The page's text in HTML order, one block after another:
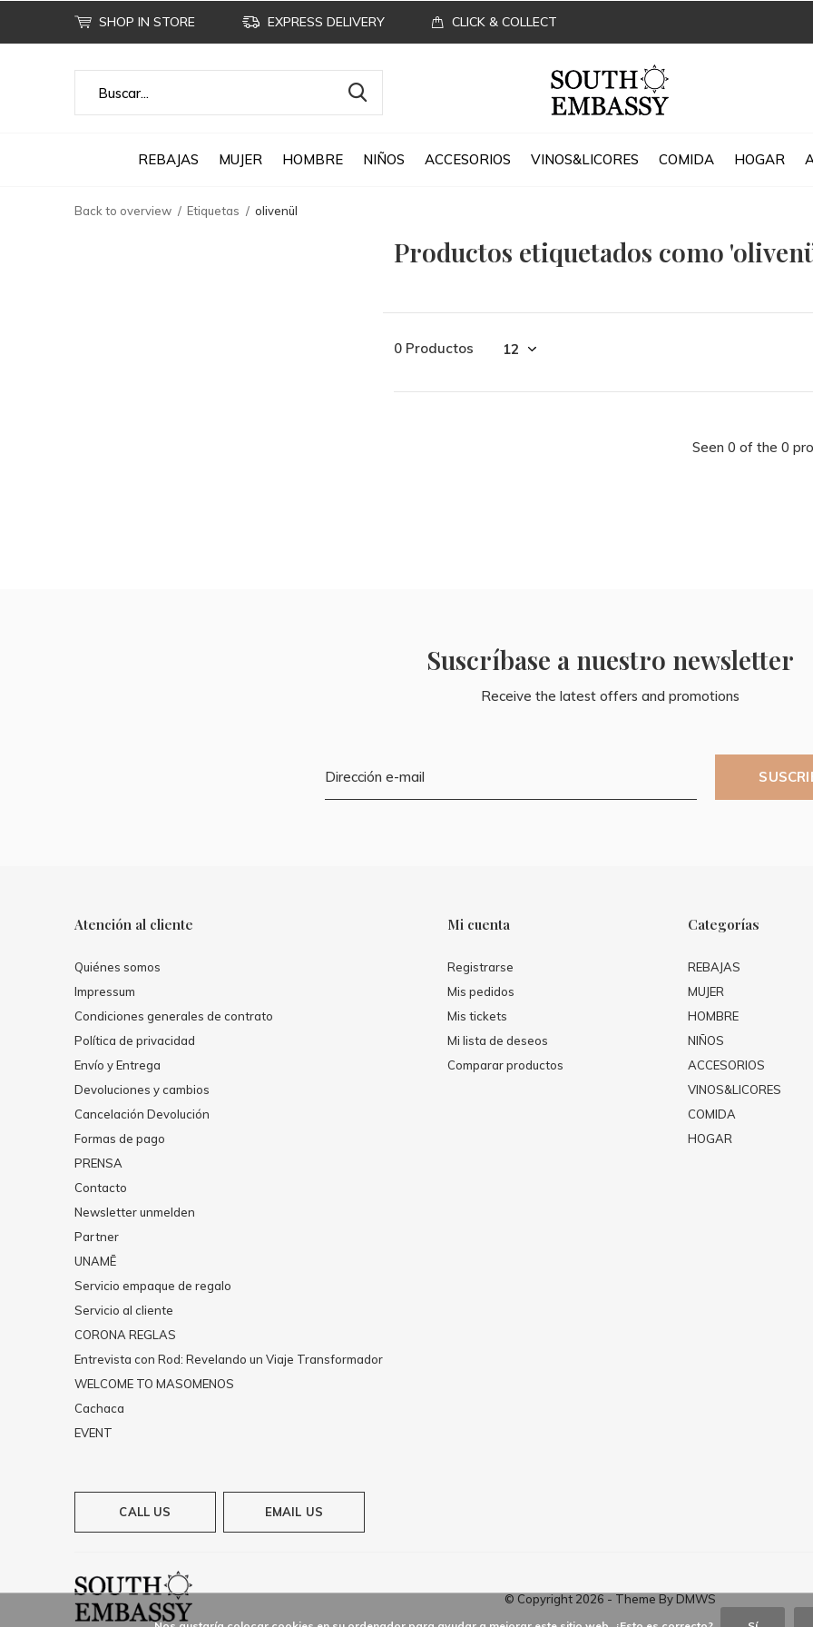
REBAJAS MUJER HOMBRE NIÑOS ACCESORIOS VINOS&LICORES COMIDA HOGAR
SHOP IN STORE EXPRESS DELIVERY CLICK & COLLECT
Back to overview Etiquetas olivenül
Productos etiquetados como
0 Productos
Seen 0 of the 0
Suscríbase a nuestro newsletter
Receive the latest offers and promotions
Atención al cliente
Quiénes somos
Impressum
Condiciones generales de contrato
Política de privacidad
Envío y Entrega
Devoluciones y cambios
Cancelación Devolución
Formas de pago
PRENSA
Contacto
Newsletter unmelden
Partner
UNAMĒ
Servicio empaque de regalo
Servicio al cliente
CORONA REGLAS
Entrevista con Rod: Revelando un Viaje Transformador
WELCOME TO MASOMENOS
Cachaca
EVENT
Mi cuenta
Registrarse
Mis pedidos
Mis tickets
Mi lista de deseos
Comparar productos
Categorías
REBAJAS
MUJER
HOMBRE
NIÑOS
ACCESORIOS
VINOS&LICORES
COMIDA
HOGAR
CALL US EMAIL US
© Copyright 2026 - Theme By DMWS